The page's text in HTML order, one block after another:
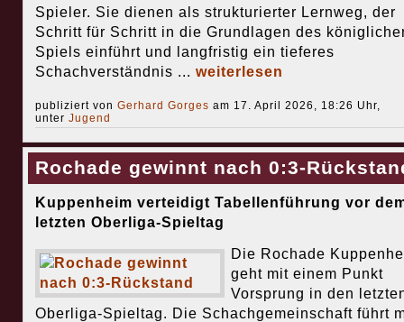
Spieler. Sie dienen als strukturierter Lernweg, der
Schritt für Schritt in die Grundlagen des
Spiels einführt und langfristig ein tieferes
Schachverständnis ... weiterlesen
publiziert von Gerhard Gorges am 17. April 2026, 18:26 Uhr,
unter Jugend
Rochade gewinnt nach 0:3-
Kuppenheim verteidigt Tabellenführung vor
letzten Oberliga-Spieltag
Die Rochade
geht mit einem Punkt
Vorsprung in den
Oberliga-Spieltag. Die Schachgemeinschaft führt